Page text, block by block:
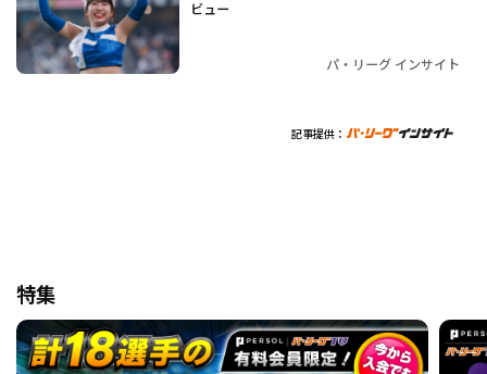
ビュー
パ・リーグ インサイト
記事提供：
特集